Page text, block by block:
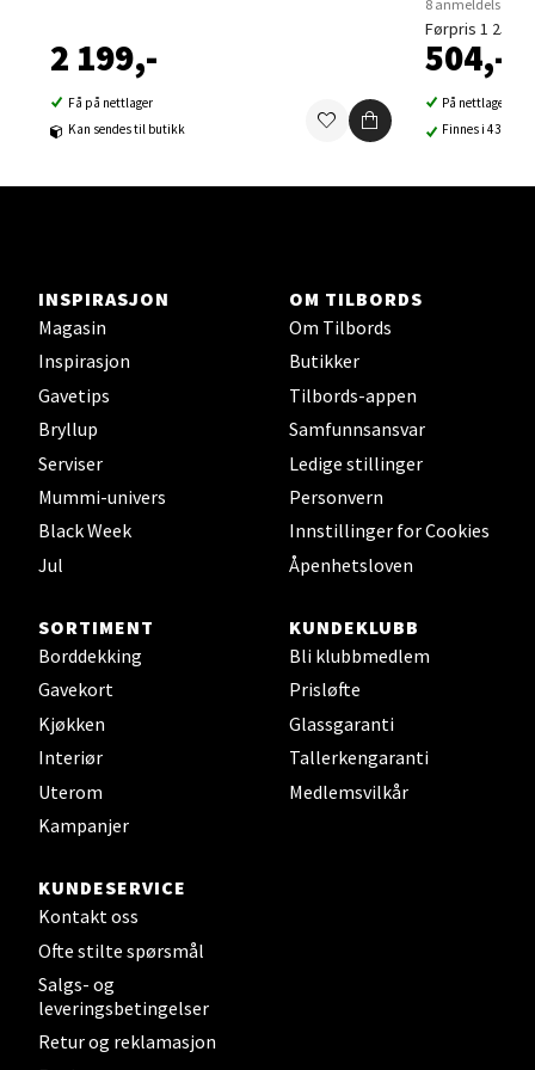
2 199,-
Få på nettlager
Kan sendes til butikk
8 anmeldelser
Førpris 1 259,-
504,-
På nettlager
Finnes i 43
INSPIRASJON
Magasin
Inspirasjon
Gavetips
Bryllup
Serviser
Mummi-univers
Black Week
Jul
OM TILBORDS
Om Tilbords
Butikker
Tilbords-appen
Samfunnsansvar
Ledige stillinger
Personvern
Innstillinger for Cookies
Åpenhetsloven
SORTIMENT
Borddekking
Gavekort
Kjøkken
Interiør
Uterom
Kampanjer
KUNDEKLUBB
Bli klubbmedlem
Prisløfte
Glassgaranti
Tallerkengaranti
Medlemsvilkår
KUNDESERVICE
Kontakt oss
Ofte stilte spørsmål
Salgs- og
leveringsbetingelser
Retur og reklamasjon
Velg
Sortland - Sortland Storsenter
0 i butikk
Steinkjer - Thon Senter Steinkjer
Sjøfartsgata 2, 7714 Steinkjer
Leirvik - Stord
0 i butikk